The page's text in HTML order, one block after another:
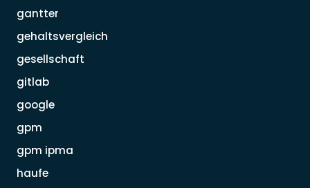
gantter
gehaltsvergleich
gesellschaft
gitlab
google
gpm
gpm ipma
haufe